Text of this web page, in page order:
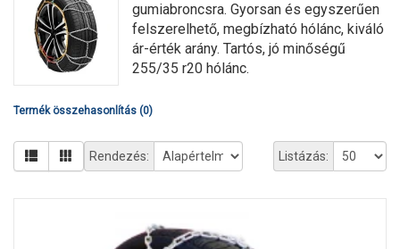
gumiabroncsra. Gyorsan és egyszerűen
felszerelhető, megbízható hólánc, kiváló
ár-érték arány. Tartós, jó minőségű
255/35 r20 hólánc.
Termék összehasonlítás (0)
Listázás:
Rendezés: